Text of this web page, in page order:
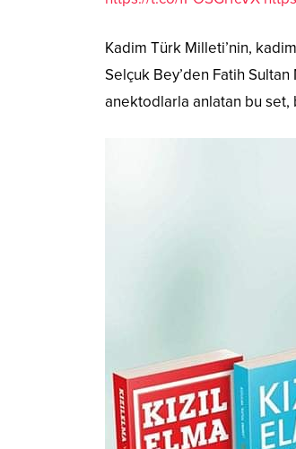
Kadim Türk Milleti’nin,
Selçuk Bey’den Fatih
anektodlarla anlatan bu set,